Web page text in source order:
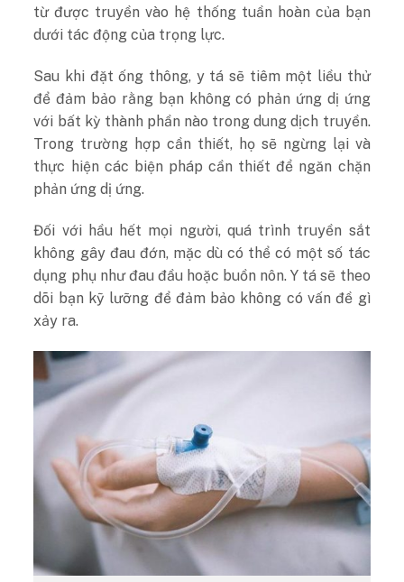
từ được truyền vào hệ thống tuần hoàn của bạn
dưới tác động của trọng lực.
Sau khi đặt ống thông, y tá sẽ tiêm một liều thử
để đảm bảo rằng bạn không có phản ứng dị ứng
với bất kỳ thành phần nào trong dung dịch truyền.
Trong trường hợp cần thiết, họ sẽ ngừng lại và
thực hiện các biện pháp cần thiết để ngăn chặn
phản ứng dị ứng.
Đối với hầu hết mọi người, quá trình truyền sắt
không gây đau đớn, mặc dù có thể có một số tác
dụng phụ như đau đầu hoặc buồn nôn. Y tá sẽ theo
dõi bạn kỹ lưỡng để đảm bảo không có vấn đề gì
xảy ra.